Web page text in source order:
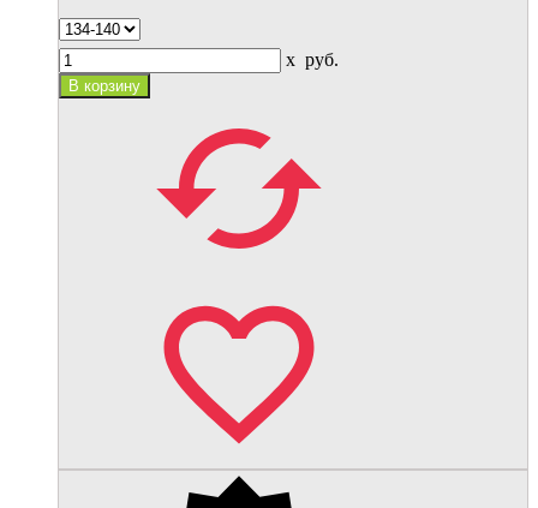
x руб.